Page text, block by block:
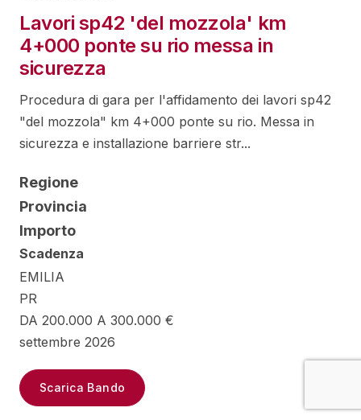
Lavori sp42 'del mozzola' km
4+000 ponte su rio messa in
sicurezza
Procedura di gara per l'affidamento dei lavori sp42
"del mozzola" km 4+000 ponte su rio. Messa in
sicurezza e installazione barriere str...
Regione
Provincia
Importo
Scadenza
EMILIA
PR
DA 200.000 A 300.000 €
settembre 2026
Scarica Bando